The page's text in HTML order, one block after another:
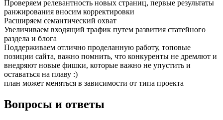
Проверяем релевантность новых страниц, первые результаты
ранжирования вносим корректировки
Расширяем семантический охват
Увеличиваем входящий трафик путем развития статейного
раздела и блога
Поддерживаем отлично проделанную работу, топовые
позиции сайта, важно помнить, что конкуренты не дремлют и
внедряют новые фишки, которые важно не упустить и
оставаться на плаву :)
план может меняться в зависимости от типа проекта
Вопросы и ответы